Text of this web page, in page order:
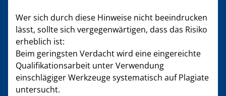
Wer sich durch diese Hinweise nicht beeindrucken
lässt, sollte sich vergegenwärtigen, dass das Risiko
erheblich ist:
Beim geringsten Verdacht wird eine eingereichte
Qualifikationsarbeit unter Verwendung
einschlägiger Werkzeuge systematisch auf Plagiate
untersucht.